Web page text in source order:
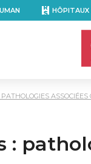
HÔPITAUX
ASSOCIÉES
: